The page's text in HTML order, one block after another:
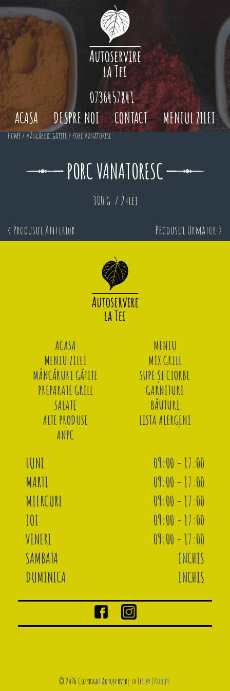
ACASA DESPRE NOI CONTACT MENIUL ZILEI
0736457841
Home / Mâncăruri gătite / Porc vanatoresc
PORC VANATORESC
300 g. / 24lei
< Produsul Anterior Produsul Urmator >
ACASA
MENIU
MENIU ZILEI
MIX GRILL
MÂNCĂRURI GĂTITE
SUPE ȘI CIORBE
PREPARATE GRILL
GARNITURI
SALATE
BĂUTURI
ALTE PRODUSE
LISTA ALERGENI
ANPC
LUNI
09:00 - 17:00
MARTI
09:00 - 17:00
MIERCURI
09:00 - 17:00
JOI
09:00 - 17:00
VINERI
09:00 - 17:00
SAMBATA
INCHIS
DUMINICA
INCHIS
© 2026 Copyright Autoservire la Tei byJKodify.